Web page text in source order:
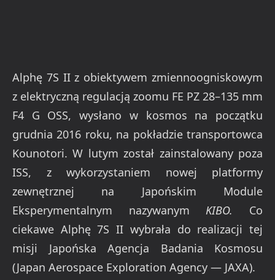
Alphę 7S II z obiektywem zmiennoogniskowym
z elektryczną regulacją zoomu FE PZ 28–135 mm
F4 G OSS, wysłano w kosmos na początku
grudnia 2016 roku, na pokładzie transportowca
Kounotori. W lutym został zainstalowany poza
ISS, z wykorzystaniem nowej platformy
zewnętrznej na Japońskim Module
Eksperymentalnym nazywanymKIBO. Co
ciekawe Alphę 7S II wybrała do realizacji tej
misji Japońska Agencja Badania Kosmosu
(Japan Aerospace Exploration Agency — JAXA).